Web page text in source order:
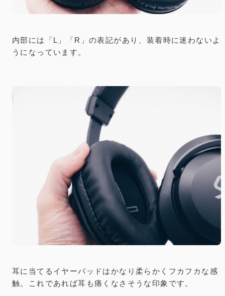
内部には「L」「R」の表記があり、装着時に迷わないよ
うになっています。
耳に当てるイヤーパッドはかなり柔らかくフカフカな感
触。これであれば耳も痛くなさそうな印象です。